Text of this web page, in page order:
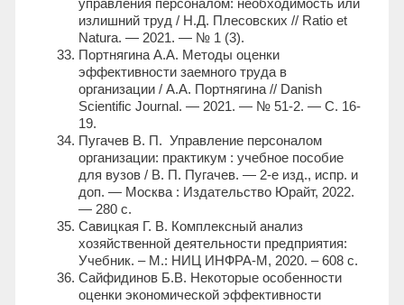
управления персоналом: необходимость или
излишний труд / Н.Д. Плесовских // Ratio et
Natura. — 2021. — № 1 (3).
Портнягина А.А. Методы оценки
эффективности заемного труда в
организации / А.А. Портнягина // Danish
Scientific Journal. — 2021. — № 51-2. — С. 16-
19.
Пугачев В. П. Управление персоналом
организации: практикум : учебное пособие
для вузов / В. П. Пугачев. — 2-е изд., испр. и
доп. — Москва : Издательство Юрайт, 2022.
— 280 с.
Савицкая Г. В. Комплексный анализ
хозяйственной деятельности предприятия:
Учебник. – М.: НИЦ ИНФРА-М, 2020. – 608 с.
Сайфидинов Б.В. Некоторые особенности
оценки экономической эффективности